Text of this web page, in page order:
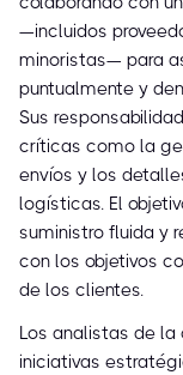
—incluidos
minoristas— para
puntualmente y
Sus
críticas como la
envíos y los
logísticas. El
suministro fluida y
con los objetivos
de los clientes.
Los analistas de la
iniciativas